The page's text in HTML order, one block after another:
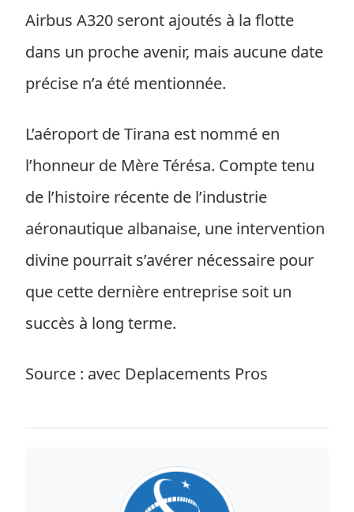
Airbus A320 seront ajoutés à la flotte
dans un proche avenir, mais aucune date
précise n’a été mentionnée.
L’aéroport de Tirana est nommé en
l’honneur de Mère Térésa. Compte tenu
de l’histoire récente de l’industrie
aéronautique albanaise, une intervention
divine pourrait s’avérer nécessaire pour
que cette dernière entreprise soit un
succès à long terme.
Source : avec Deplacements Pros